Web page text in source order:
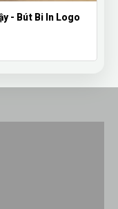
- Bút Bi In Logo